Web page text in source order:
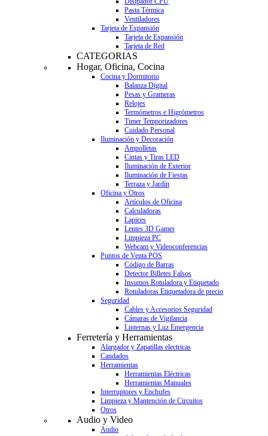
Pasta Térmica
Ventiladores
Tarjeta de Expansión
Tarjeta de Expansión
Tarjeta de Red
CATEGORIAS
Hogar, Oficina, Cocina
Cocina y Dormitorio
Balanza Digital
Pesas y Grameras
Relojes
Termómetros e Higrómetros
Timer Temporizadores
Cuidado Personal
Iluminación y Decoración
Ampolletas
Cintas y Tiras LED
Iluminación de Exterior
Iluminación de Fiestas
Terraza y Jardín
Oficina y Otros
Artículos de Oficina
Calculadoras
Lapices
Lentes 3D Gamer
Limpieza PC
Webcam y Videoconferencias
Puntos de Venta POS
Código de Barras
Detector Billetes Falsos
Insumos Rotuladora y Etiquetado
Rotuladoras Etiquetadora de precio
Seguridad
Cables y Accesorios Seguridad
Cámaras de Vigilancia
Linternas y Luz Emergencia
Ferretería y Herramientas
Alargador y Zapatillas electricas
Candados
Herramientas
Herramientas Eléctricas
Herramientas Manuales
Interruptores y Enchufes
Limpieza y Mantención de Circuitos
Otros
Audio y Video
Audio